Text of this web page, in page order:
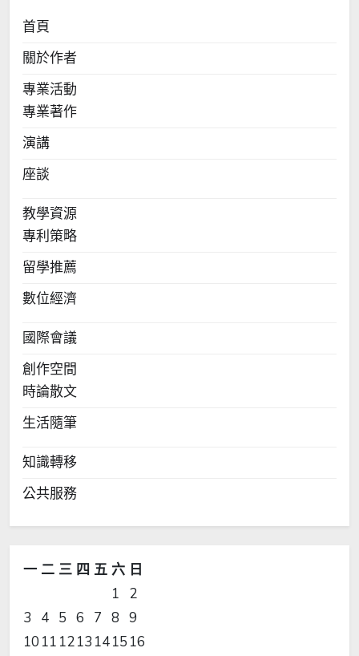
首頁
關於作者
專業活動
專業著作
演講
座談
教學資源
專利策略
留學推薦
數位經濟
國際會議
創作空間
時論散文
生活隨筆
知識轉移
公共服務
一 二 三 四 五 六 日
1
2
3
4 5 6 7 8 9
10 11 1213 1415 16